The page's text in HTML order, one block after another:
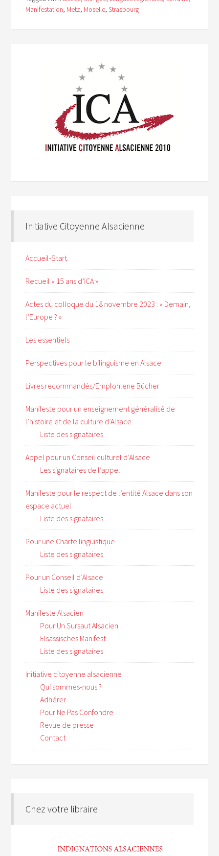
Manifestation, Metz, Moselle,Strasbourg
Initiative Citoyenne Alsacienne
Accueil-Start
Recueil « 15 ans d’ICA »
Actes du colloque du 18 novembre 2023 : « Demain,
l’Europe ? »
Les essentiels
Perspectives pour le bilinguisme en Alsace
Livres recommandés/Empfohlene Bücher
Manifeste pour un enseignement généralisé de
l’histoire et de la culture d’Alsace
Liste des signataires
Appel pour un Conseil culturel d’Alsace
Les signataires de l’appel
Manifeste pour le respect de l’entité Alsace dans son
espace actuel
Liste des signataires
Pour une Charte linguistique
Liste des signataires
Pour un Conseil d’Alsace
Liste des signataires
Manifeste Alsacien
Pour Un Sursaut Alsacien
Elsässisches Manifest
Liste des signataires
Initiative citoyenne alsacienne
Qui sommes-nous ?
Adhérer
Pour Ne Pas Confondre
Revue de presse
Contact
Chez votre libraire